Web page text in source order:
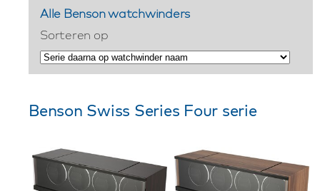
Alle Benson watchwinders
Sorteren op
Benson Swiss Series Four serie